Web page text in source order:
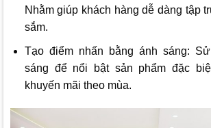
Nhằm giúp khách hàng dễ dàng tập
sắm.
Tạo điểm nhấn bằng ánh sáng:
sáng để nổi bật sản phẩm đặc
khuyến mãi theo mùa.